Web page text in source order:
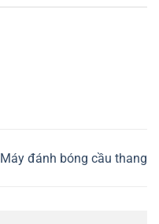
Máy đánh bóng cầu thang